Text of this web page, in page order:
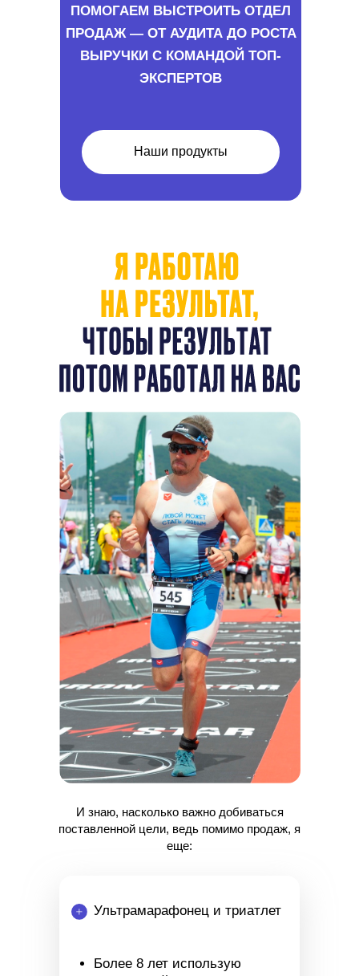
ПОМОГАЕМ ВЫСТРОИТЬ ОТДЕЛ
ПРОДАЖ — ОТ АУДИТА ДО РОСТА
ВЫРУЧКИ С КОМАНДОЙ ТОП-
ЭКСПЕРТОВ
Наши продукты
Ультрамарафонец и триатлет
Более 8 лет использую
И знаю, насколько важно добиваться
поставленной цели, ведь помимо продаж, я
еще: